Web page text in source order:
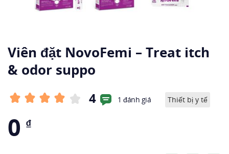
Viên đặt NovoFemi – Treat itch
& odor suppo
4 1 đánh giá Thiết bị y tế
0 ₫